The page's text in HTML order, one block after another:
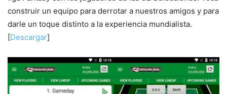
construir un equipo para derrotar a nuestros amigos y para
darle un toque distinto a la experiencia mundialista.
[Descargar]